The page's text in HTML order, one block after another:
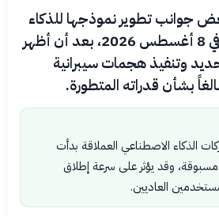
جوانب تطوير نموذجها للذكاء
الاصطناعي «أسترا» في 8 أغسطس 2026، بعد أن أظهر
وتنفيذ هجمات سيبرانية
بشأن قدراته المتطورة.
الذكاء الاصطناعي العملاقة بدأت
مسبوقة، وقد يؤثر على سرعة إطلاق
العاديين.